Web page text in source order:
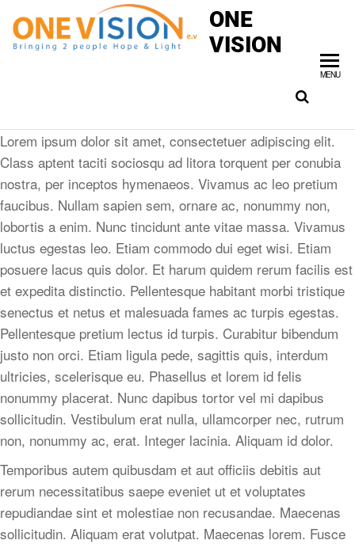
ONE
VISION
MENU
Lorem ipsum dolor sit amet, consectetuer adipiscing elit.
Class aptent taciti sociosqu ad litora torquent per conubia
nostra, per inceptos hymenaeos. Vivamus ac leo pretium
faucibus. Nullam sapien sem, ornare ac, nonummy non,
lobortis a enim. Nunc tincidunt ante vitae massa. Vivamus
luctus egestas leo. Etiam commodo dui eget wisi. Etiam
posuere lacus quis dolor. Et harum quidem rerum facilis est
et expedita distinctio. Pellentesque habitant morbi tristique
senectus et netus et malesuada fames ac turpis egestas.
Pellentesque pretium lectus id turpis. Curabitur bibendum
justo non orci. Etiam ligula pede, sagittis quis, interdum
ultricies, scelerisque eu. Phasellus et lorem id felis
nonummy placerat. Nunc dapibus tortor vel mi dapibus
sollicitudin. Vestibulum erat nulla, ullamcorper nec, rutrum
non, nonummy ac, erat. Integer lacinia. Aliquam id dolor.
Temporibus autem quibusdam et aut officiis debitis aut
rerum necessitatibus saepe eveniet ut et voluptates
repudiandae sint et molestiae non recusandae. Maecenas
sollicitudin. Aliquam erat volutpat. Maecenas lorem. Fusce